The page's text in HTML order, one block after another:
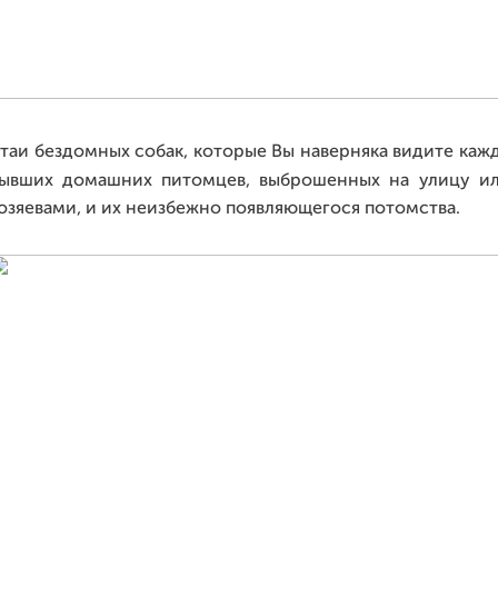
бездомных собак, которые Вы наверняка видите
домашних питомцев, выброшенных на улицу
, и их неизбежно появляющегося потомства.